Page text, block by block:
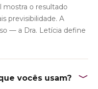
mostra o resultado
previsibilidade. A
— a Dra. Letícia define
vocês usam? ﹀